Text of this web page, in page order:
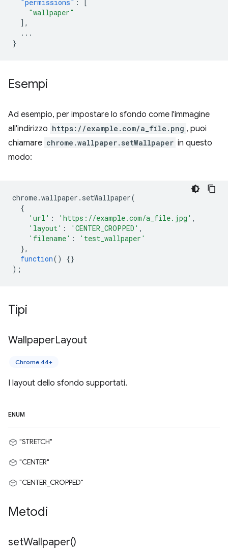
"permissions" :
[
"wallpaper"
],
...
}
Esempi
Ad esempio, per impostare lo sfondo come l'immagine
all'indirizzo https://example.com/a_file.png , puoi
chiamare chrome.wallpaper.setWallpaper in questo
modo:
chrome.wallpaper . setWallpaper(
{
'url' : 'https://example.com/a_file.jpg' ,
'layout' : 'CENTER_CROPPED' ,
'filename' :
'test_wallpaper'
},
function()
{}
);
Tipi
WallpaperLayout
Chrome 44+
I layout dello sfondo supportati.
ENUM
"STRETCH"
"CENTER"
"CENTER_CROPPED"
Metodi
setWallpaper()